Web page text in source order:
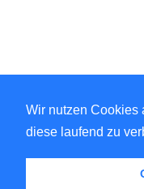
Wir nutzen Cookies
diese laufend zu